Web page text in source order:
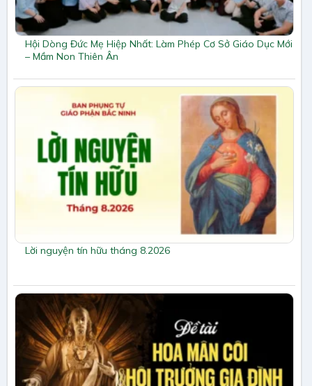
Hội Dòng Đức Mẹ Hiệp Nhất: Làm Phép Cơ Sở Giáo Dục Mới
– Mầm Non Thiên Ân
Lời nguyện tín hữu tháng 8.2026